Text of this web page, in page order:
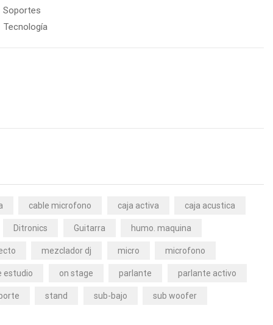
Soportes
Tecnología
cable microfono caja activa caja acustica
Ditronics Guitarra humo. maquina
mezclador dj micro microfono
estudio on stage parlante parlante activo
stand sub-bajo sub woofer